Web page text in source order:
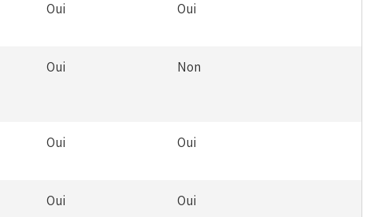
Oui Oui
Oui Non
Oui Oui
Oui Oui